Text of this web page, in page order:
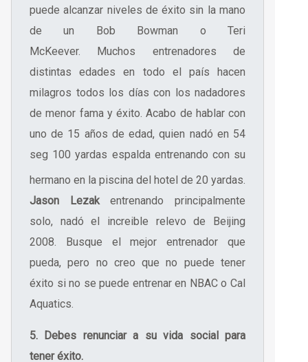
puede alcanzar niveles de éxito sin la mano
de un Bob Bowman o Teri
McKeever. Muchos entrenadores de
distintas edades en todo el país hacen
milagros todos los días con los nadadores
de menor fama y éxito. Acabo de hablar con
uno de 15 años de edad, quien nadó en 54
seg 100 yardas espalda entrenando con su
hermano en la piscina del hotel de 20 yardas.
Jason Lezakentrenando principalmente
solo, nadó el increible relevo de Beijing
2008. Busque el mejor entrenador que
pueda, pero no creo que no puede tener
éxito si no se puede entrenar en NBAC o Cal
Aquatics.
5. Debes renunciar a su vida social para
tener éxito.